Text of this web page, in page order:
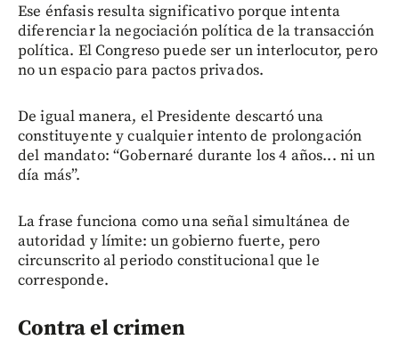
Ese énfasis resulta significativo porque intenta
diferenciar la negociación política de la transacción
política. El Congreso puede ser un interlocutor, pero
no un espacio para pactos privados.
De igual manera, el Presidente descartó una
constituyente y cualquier intento de prolongación
del mandato: “Gobernaré durante los 4 años... ni un
día más”.
La frase funciona como una señal simultánea de
autoridad y límite: un gobierno fuerte, pero
circunscrito al periodo constitucional que le
corresponde.
Contra el crimen